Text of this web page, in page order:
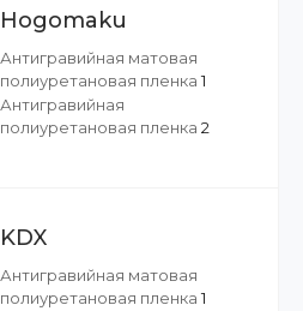
Hogomaku
Антигравийная матовая
полиуретановая пленка 1
Антигравийная
полиуретановая пленка 2
KDX
Антигравийная матовая
полиуретановая пленка 1